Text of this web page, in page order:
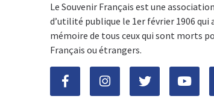
Le Souvenir Français est une
d’utilité publique le 1er février 1906
mémoire de tous ceux qui sont morts
Français ou étrangers.